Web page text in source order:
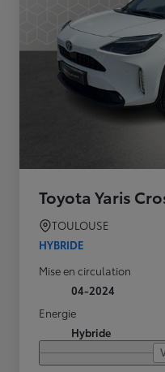
Toyota Yaris
TOULOUSE
HYBRIDE
Mise en circulation
04-2024
Energie
Hybride